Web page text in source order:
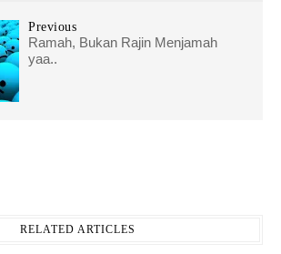
Previous
Ramah, Bukan Rajin Menjamah
yaa..
RELATED ARTICLES